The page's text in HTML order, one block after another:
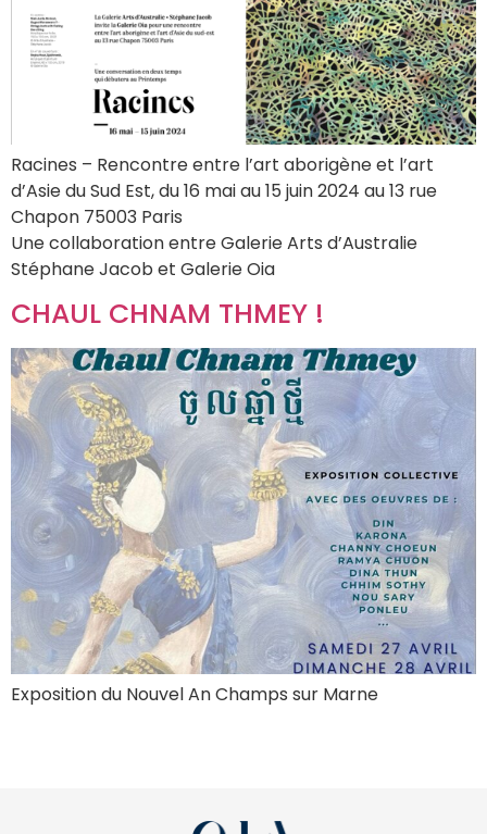
Racines – Rencontre entre l’art aborigène et l’art
d’Asie du Sud Est, du 16 mai au 15 juin 2024 au 13 rue
Chapon 75003 Paris
Une collaboration entre Galerie Arts d’Australie
Stéphane Jacob et Galerie Oia
CHAUL CHNAM THMEY !
Exposition du Nouvel An Champs sur Marne